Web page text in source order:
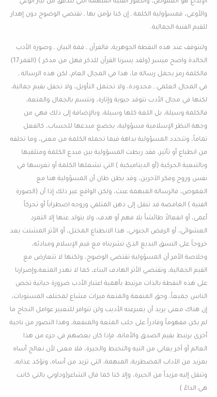
الإبداع هو الغموض، والصور الفنية المبهمة التي تتدفق من تيار الوعي
والأوعي، فمسؤولية الكلمة ـ إن كنا نؤمن بها ـ تقتضي الوضوح دون إهدار
للقيم الفنية الجمالية..
ولنتوقف عند هذه النقطة الجوهرية، فالقرآن ـ قمة البيان ـ وصورة الأدب
الخالدة واضح ميسر (ولقد يسرنا القرآن للذكر فهل من مدكر ) (القمر:17)
فالكلمة رمز يحمل رسالة ما، هذا في المجال العام، لكن هذه الرسالة ـ
في المجال العلمي ـ محدودة، ولا تحتمل التأويل، ولا تحفل بقيم جمالية،
لكنها في مجال الأدب تتوقد حيوية وإثارة، وتتسم بالجمال والمتعة،
فالكلمة وسيلة، بل اللغة كلها وسيلة، وبالإضافة إلى ذلك فهي من
وجهة النظر الإسلامية مسؤولية، يخضع مبدعها للحساب، كالفعل
تماماً، وتتحدد المسؤولية بداهة فيما تحمله الكلمة من معنى، وما تخلفه
من انطباع أو تأثير، فقد ربطت المسؤولية بين مبدع الكلمة ومتلقيها
وبالتبعية الحركية (أو الديناميكية ) التي تشعلها الكلمة أو تغرسها في
نفس وروح وفكر الآخرين، وقد يظن ظان أن المسؤولية هنا مع
الغموض، فالرسالة المبهمة عبث، ولكن الواقع غير ذلك إذا أن (الصورة
الفنية ) الغامضة قد تنقل إلى ذهن المتلقي وروحه اضطراباً أو تحركاً
أعمى، أو انفعالاً طائشاً بلا فهم أو هدف، ولا يتولد عنها إلا التمرد
العشوائي، أو الرفض الجنوني، هذا الانطباع المختل، أو الأثر المشتت يعد
خروجاً على النسق البديع الذي تشربناه مع قيم الإسلام ومبادئه،
وخلاصة الأمر أن المسؤولية تقتضي الوضوح، ولكنها لا تتعارض مع
القيم الجمالية، وتقتضي الأثر الهادف البناء، كما لا تهدر المتعة،وإصرارنا
على هذه النقطة بالذات مرتبط بأهمية اعتبار الأدب ضرورة حياتية تخص
الناس جميعاً، وحق المنفعة والمتعة ميراث مشاع لمختلف المستويات،
إن هناك معنى يريد أن يعبرعنه الأديب ولن تتوافر للتعبير عوامل النجاح ما
لم يكن مفهوماً وقادراً على جلب المتعة والمنفعة، وهذا التصور من ناحية
أخرى يرتبط بقيم الصدق والأمانة، فإذا كان بعضهم في جزء من هذا
العالم أو آخر يعاني من التيه والتخبط والحيرة، فلا معنى لأن نعالج أساه
بمزيد من الآداب المضطربة، المبهمة، التي تزيد من أساه، وتؤكد عذابه،
وتنقل إليه مزيداً من الحيرة، وإلا كنا كما قال الشاعر(وداوني بالتي كانت
هي الداءُ ).